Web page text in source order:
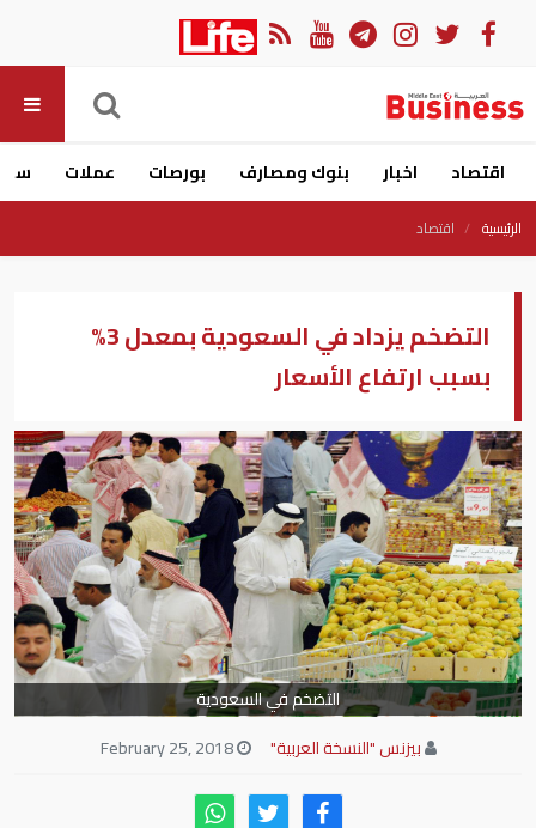
اقتصاد اخبار بنوك ومصارف بورصات عملات
الرئيسية اقتصاد
التضخم يزداد في السعودية بمعدل 3%
بسبب ارتفاع الأسعار
التضخم في السعودية
بيزنس "النسخة العربية"
February 25, 2018